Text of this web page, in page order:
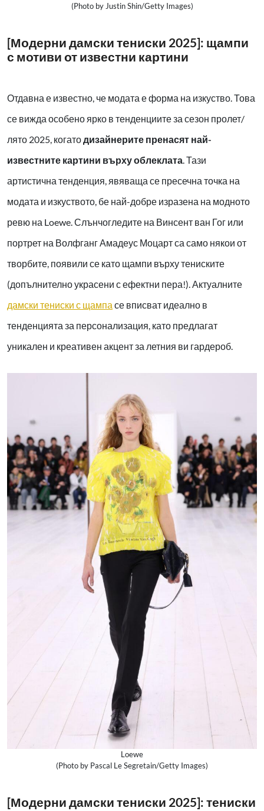
(Photo by Justin Shin/Getty Images)
[Модерни дамски тениски 2025]: щампи
с мотиви от известни картини
Отдавна е известно, че модата е форма на изкуство. Това
се вижда особено ярко в тенденциите за сезон пролет/
лято 2025, когатодизайнерите пренасят най-
известните картини върху облеклата. Тази
артистична тенденция, явяваща се пресечна точка на
модата и изкуството, бе най-добре изразена на модното
ревю на Loewe. Слънчогледите на Винсент ван Гог или
портрет на Волфганг Амадеус Моцарт са само някои от
творбите, появили се като щампи върху тениските
(допълнително украсени с ефектни пера!). Актуалните
дамски тениски с щампа се вписват идеално в
тенденцията за персонализация, като предлагат
уникален и креативен акцент за летния ви гардероб.
Loewe
(Photo by Pascal Le Segretain/Getty Images)
[Модерни дамски тениски 2025]: тениски